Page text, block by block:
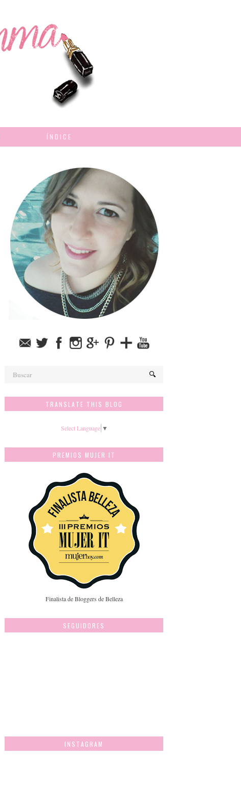
ÍNDICE
TRANSLATE THIS BLOG
Select Language ▼
PREMIOS MUJER IT
Finalista de Bloggers de Belleza
SEGUIDORES
INSTAGRAM